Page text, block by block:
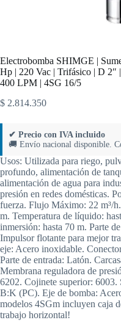
Electrobomba SHIMGE |
Hp | 220 Vac | Trifásico | D
400 LPM | 4SG 16/5
$ 2.814.350
✔ Precio con IVA incluido
🚚 Envío nacional disponible.
Usos: Utilizada para riego,
profundo, alimentación de
alimentación de agua para
presión en redes domésticas.
fuerza. Flujo Máximo: 22 m³/
m. Temperatura de líquido:
inmersión: hasta 70 m. Parte
Impulsor flotante para mejor
eje: Acero inoxidable.
Parte de entrada: Latón.
Membrana reguladora de
6202. Cojinete superior:
B:K (PC). Eje de bomba:
modelos 4SGm incluyen caja
trabajo horizontal!